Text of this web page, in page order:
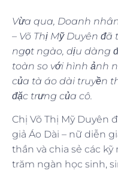
Vừa qua, Doanh
– Võ Thị Mỹ Duyên
ngọt ngào, dịu dàng
toàn so với hình ảnh
của tà áo dài truyền
đặc trưng của cô.
Chị Võ Thị Mỹ Duyên
giả Áo Dài – nữ diễn
thần và chia sẻ các
trăm ngàn học sinh,